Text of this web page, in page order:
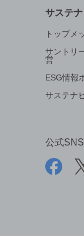
サステ
トップメ
サントリ
営
ESG情報
サステナ
公式